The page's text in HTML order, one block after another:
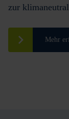
zur
Mehr